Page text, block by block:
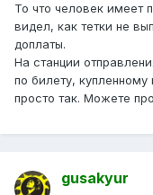
То что человек имеет
видел, как тетки не
доплаты.
На станции
по билету,
просто так. Можете
gusakyur